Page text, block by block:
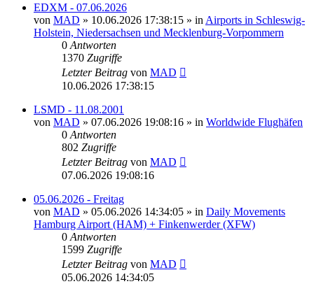
EDXM - 07.06.2026
von MAD » 10.06.2026 17:38:15 » in Airports in Schleswig-
Holstein, Niedersachsen und Mecklenburg-Vorpommern
0 Antworten
1370 Zugriffe
Letzter Beitrag von MAD
10.06.2026 17:38:15
LSMD - 11.08.2001
von MAD » 07.06.2026 19:08:16 » in Worldwide Flughäfen
0 Antworten
802 Zugriffe
Letzter Beitrag von MAD
07.06.2026 19:08:16
05.06.2026 - Freitag
von MAD » 05.06.2026 14:34:05 » in Daily Movements
Hamburg Airport (HAM) + Finkenwerder (XFW)
0 Antworten
1599 Zugriffe
Letzter Beitrag von MAD
05.06.2026 14:34:05